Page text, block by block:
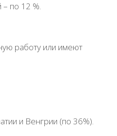
по 12 %.
работу или имеют
и Венгрии (по 36%).